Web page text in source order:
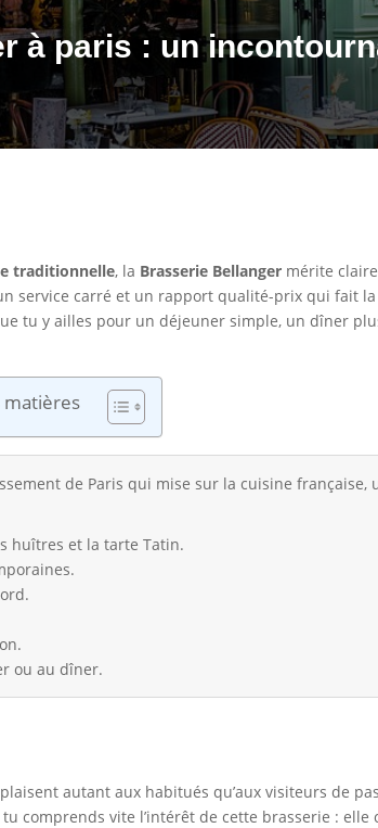
à paris : un
traditionnelle, la Brasserie Bellanger mérite
service carré et un rapport qualité-prix qui fait
tu y ailles pour un déjeuner simple, un dîner
matières
de Paris qui mise sur la cuisine française,
huîtres et la tarte Tatin.
ou au dîner.
autant aux habitués qu’aux visiteurs de
vite l’intérêt de cette brasserie : elle